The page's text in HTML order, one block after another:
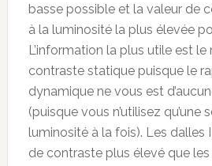
basse possible et la valeur de
à la luminosité la plus élevée
L’information la plus utile est
contraste statique puisque le
dynamique ne vous est
(puisque vous n’utilisez qu’une
luminosité à la fois). Les dalles
de contraste plus élevé que